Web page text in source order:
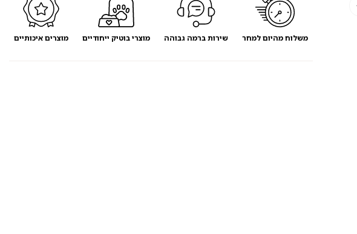
משלוח מהיום למחר שירות ברמה גבוהה מוצרי בוטיק ייחודיים מוצרים איכותיים